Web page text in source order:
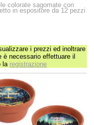
colorate sagomate con
in espositore da 12 pezzi
i prezzi ed inoltrare
è necessario effettuare il
la registrazione